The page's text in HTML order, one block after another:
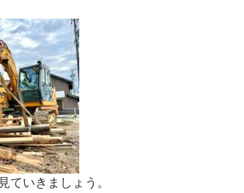
ていきましょう。